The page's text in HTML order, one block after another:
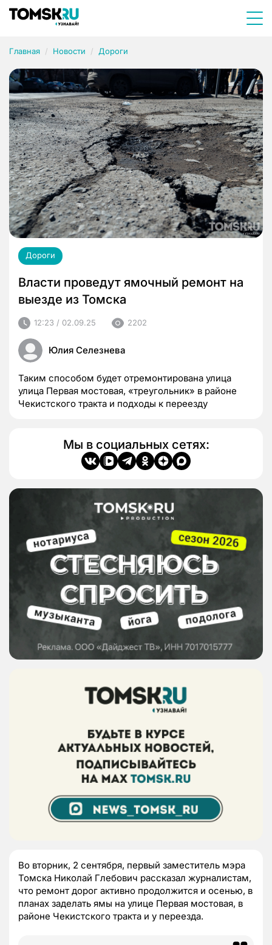
Главная Новости Дороги
Дороги
Власти проведут ямочный ремонт на
выезде из Томска
12:23 / 02.09.25 2202
Юлия Селезнева
Таким способом будет отремонтирована улица
улица Первая мостовая, «треугольник» в районе
Чекистского тракта и подходы к переезду
Мы в социальных сетях:
Во вторник, 2 сентября, первый заместитель мэра
Томска Николай Глебович рассказал журналистам,
что ремонт дорог активно продолжится и осенью, в
планах заделать ямы на улице Первая мостовая, в
районе Чекистского тракта и у переезда.